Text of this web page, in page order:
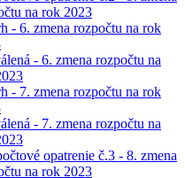
na rok 2023
- 6. zmena rozpočtu na rok
- 6. zmena rozpočtu na
- 7. zmena rozpočtu na rok
- 7. zmena rozpočtu na
opatrenie č.3 - 8. zmena
na rok 2023